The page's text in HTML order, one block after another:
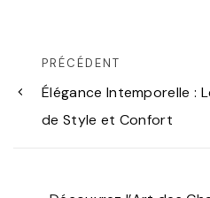
PRÉCÉDENT
Élégance Intemporelle :
de Style et Confort